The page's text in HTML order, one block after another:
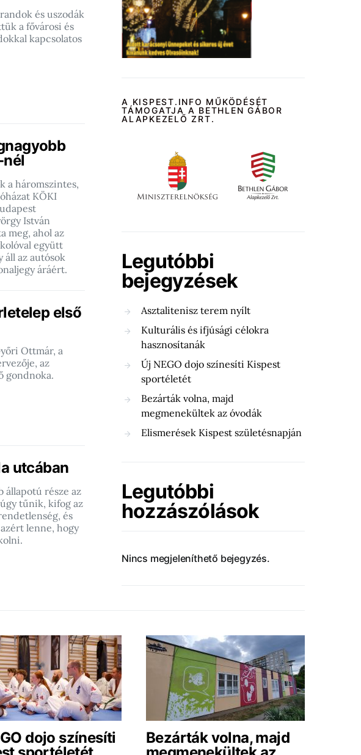
és uszodák
a fővárosi és
kapcsolatos
nél
a háromszintes,
KÖKI
István
meg, ahol az
együtt
az autósok
áráért.
első
Ottmár, a
az
gondnoka.
utcában
állapotú része az
tűnik, kifog az
és
lenne, hogy
A KISPEST.INFO MŰKÖDÉSÉT
TÁMOGATJA A BETHLEN GÁBOR
ALAPKEZELŐ ZRT.
Legutóbbi
bejegyzések
Asztalitenisz terem nyílt
Kulturális és ifjúsági célokra
hasznosítanák
Új NEGO dojo színesíti Kispest
sportéletét
Bezárták volna, majd
megmenekültek az óvodák
Elismerések Kispest születésnapján
Legutóbbi
hozzászólások
Nincs megjeleníthető bejegyzés.
dojo színesíti
Bezárták volna, majd